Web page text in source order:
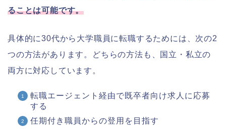
ることは可能です。
具体的に30代から大学職員に転職するためには、次の2
つの方法があります。どちらの方法も、国立・私立の
両方に対応しています。
転職エージェント経由で既卒者向け求人に応募
する
任期付き職員からの登用を目指す